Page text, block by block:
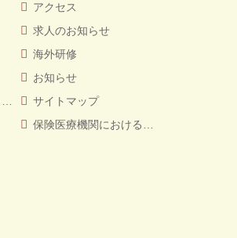
アクセス
求人のお知らせ
海外研修
お知らせ
サイトマップ
保険医療機関における書面掲示